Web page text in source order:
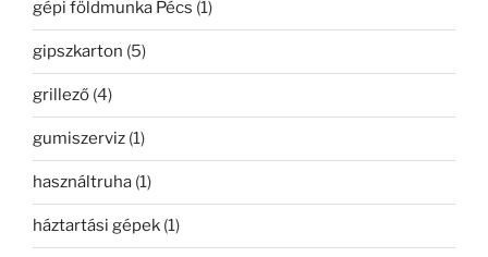
gépi földmunka Pécs (1)
gipszkarton (5)
grillező (4)
gumiszerviz (1)
használtruha (1)
háztartási gépek (1)